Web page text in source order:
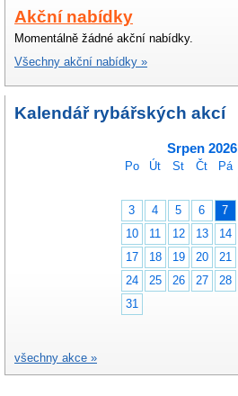
Akční nabídky
Momentálně žádné akční nabídky.
Všechny akční nabídky »
Kalendář rybářských akcí
Srpen 2026
Po Út St Čt Pá
3
4 5 6 7
10
11 12 13 14
17
18 19 20 21
24
25 26 27 28
31
všechny akce »